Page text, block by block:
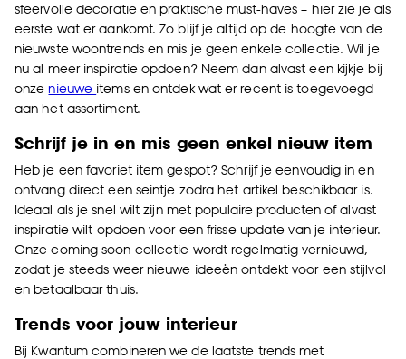
sfeervolle decoratie en praktische must-haves – hier zie je als
eerste wat er aankomt. Zo blijf je altijd op de hoogte van de
nieuwste woontrends en mis je geen enkele collectie. Wil je
nu al meer inspiratie opdoen? Neem dan alvast een kijkje bij
onzenieuwe items en ontdek wat er recent is toegevoegd
aan het assortiment.
Schrijf je in en mis geen enkel nieuw item
Heb je een favoriet item gespot? Schrijf je eenvoudig in en
ontvang direct een seintje zodra het artikel beschikbaar is.
Ideaal als je snel wilt zijn met populaire producten of alvast
inspiratie wilt opdoen voor een frisse update van je interieur.
Onze coming soon collectie wordt regelmatig vernieuwd,
zodat je steeds weer nieuwe ideeën ontdekt voor een stijlvol
en betaalbaar thuis.
Trends voor jouw interieur
Bij Kwantum combineren we de laatste trends met